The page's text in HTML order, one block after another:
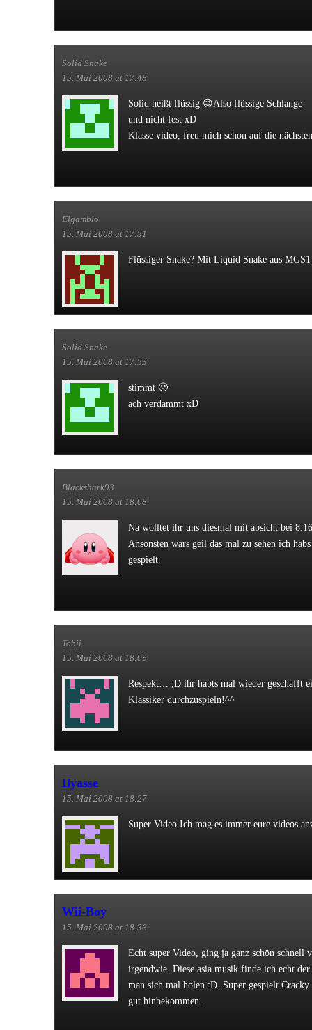
Solid Snake
15. Mai 2008 at 17:48
Solid heißt flüssig 😉
und nicht fest xD
Also flüssige Schlange
Klasse video, freu mich schon auf die
Elgamblo
15. Mai 2008 at 17:51
Flüssiger Snake? Mit Liquid Snake aus
Solid Snake
15. Mai 2008 at 17:53
stimmt 🙁
ach verdammt xD
Blackshark93
15. Mai 2008 at 18:08
Na wolltet ihr uns diesmal mit absicht bei
Ansonsten wars geil das mal zu sehen ich
gespielt.
Tobii
15. Mai 2008 at 18:09
Respekt… ;D ihr habts mal wieder geschafft
Klassiker durchzuspieln!^^
Ilyasse
15. Mai 2008 at 18:27
Super Video.Ich mag es immer eure videos
Wii-Boy
15. Mai 2008 at 18:36
Echt super Video, ging ja ganz schön schnell
irgendwie. Diese asia musik finde ich echt der
man sich mal holen :D. Super gespielt Cracky
gut hinbekommen.